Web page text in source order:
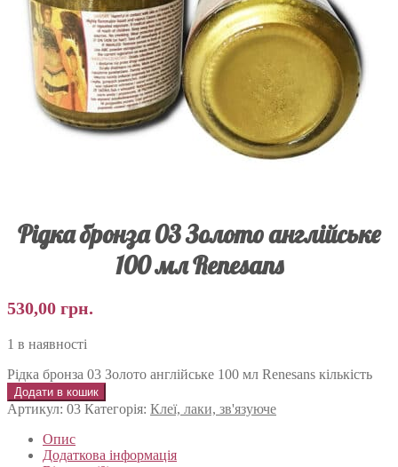
Рідка бронза 03 Золото англійське
100 мл Renesans
530,00 грн.
1 в наявності
Рідка бронза 03 Золото англійське 100 мл Renesans кількість
Додати в кошик
Артикул: 03 Категорія: Клеї, лаки, зв'язуюче
Опис
Додаткова інформація